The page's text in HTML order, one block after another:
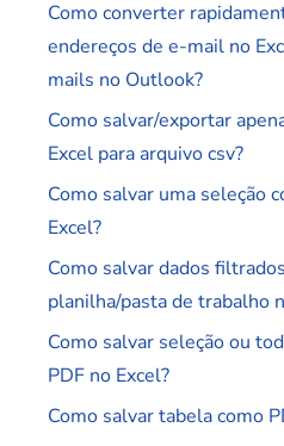
Como converter
endereços de e-mail no
mails no Outlook?
Como salvar/exportar
Excel para arquivo csv?
Como salvar uma seleção
Excel?
Como salvar dados
planilha/pasta de trabalho
Como salvar seleção ou
PDF no Excel?
Como salvar tabela como